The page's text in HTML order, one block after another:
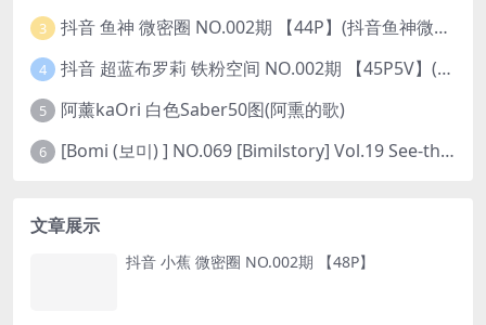
3 抖音 鱼神 微密圈 NO.002期 【44P】(抖音鱼神微密猫)
4 抖音 超蓝布罗莉 铁粉空间 NO.002期 【45P5V】(抖音超蓝布罗利是真的吗)
5 阿薰kaOri 白色Saber50图(阿熏的歌)
6 [Bomi (보미) ] NO.069 [Bimilstory] Vol.19 See-through lingerie
文章展示
抖音 小蕉 微密圈 NO.002期 【48P】